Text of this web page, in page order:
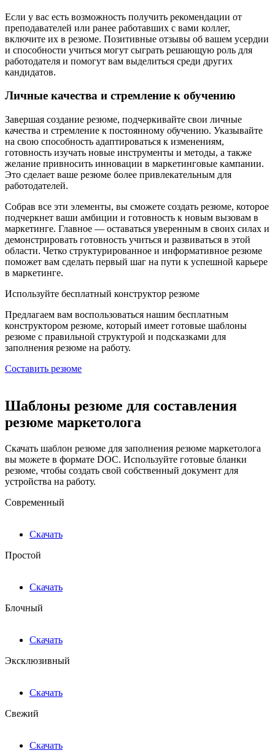
Если у вас есть возможность получить рекомендации от
преподавателей или ранее работавших с вами коллег,
включите их в резюме. Позитивные отзывы об вашем усердии
и способности учиться могут сыграть решающую роль для
работодателя и помогут вам выделиться среди других
кандидатов.
Личные качества и стремление к обучению
Завершая создание резюме, подчеркивайте свои личные
качества и стремление к постоянному обучению. Указывайте
на свою способность адаптироваться к изменениям,
готовность изучать новые инструменты и методы, а также
желание привносить инновации в маркетинговые кампании.
Это сделает ваше резюме более привлекательным для
работодателей.
Собрав все эти элементы, вы сможете создать резюме, которое
подчеркнет ваши амбиции и готовность к новым вызовам в
маркетинге. Главное — оставаться уверенным в своих силах и
демонстрировать готовность учиться и развиваться в этой
области. Четко структурированное и информативное резюме
поможет вам сделать первый шаг на пути к успешной карьере
в маркетинге.
Используйте бесплатный конструктор резюме
Предлагаем вам воспользоваться нашим бесплатным
конструктором резюме, который имеет готовые шаблоны
резюме с правильной структурой и подсказками для
заполнения резюме на работу.
Составить резюме
Шаблоны резюме для составления
резюме маркетолога
Скачать шаблон резюме для заполнения резюме маркетолога
вы можете в формате DOC. Используйте готовые бланки
резюме, чтобы создать свой собственный документ для
устройства на работу.
Современный
Скачать
Простой
Скачать
Блочный
Скачать
Эксклюзивный
Скачать
Свежий
Скачать